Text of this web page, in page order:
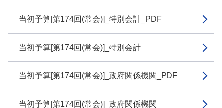
当初予算[第174回(常会)]_特別会計_PDF
当初予算[第174回(常会)]_特別会計
当初予算[第174回(常会)]_政府関係機関_PDF
当初予算[第174回(常会)]_政府関係機関